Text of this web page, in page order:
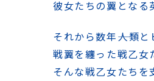
彼女たちの翼となる
それから数年――人類と
戦翼を纏った戦乙女
そんな戦乙女たちを